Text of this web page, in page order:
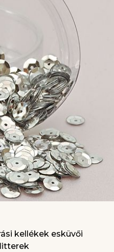
kellékek esküvői